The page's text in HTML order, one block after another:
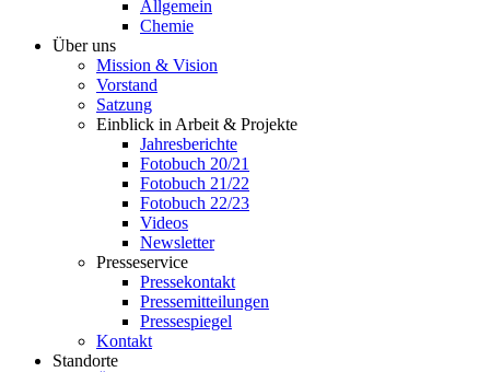
Allgemein
Chemie
Über uns
Mission & Vision
Vorstand
Satzung
Einblick in Arbeit & Projekte
Jahresberichte
Fotobuch 20/21
Fotobuch 21/22
Fotobuch 22/23
Videos
Newsletter
Presseservice
Pressekontakt
Pressemitteilungen
Pressespiegel
Kontakt
Standorte